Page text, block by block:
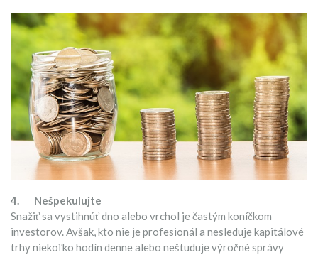
4. Nešpekulujte
Snažiť sa vystihnúť dno alebo vrchol je častým koníčkom
investorov. Avšak, kto nie je profesionál a nesleduje kapitálové
trhy niekoľko hodín denne alebo neštuduje výročné správy